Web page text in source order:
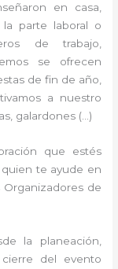
en casa,
parte laboral o
de trabajo,
se ofrecen
de fin de año,
a nuestro
galardones (…)
que estés
te ayude en
de
la planeación,
cierre del evento